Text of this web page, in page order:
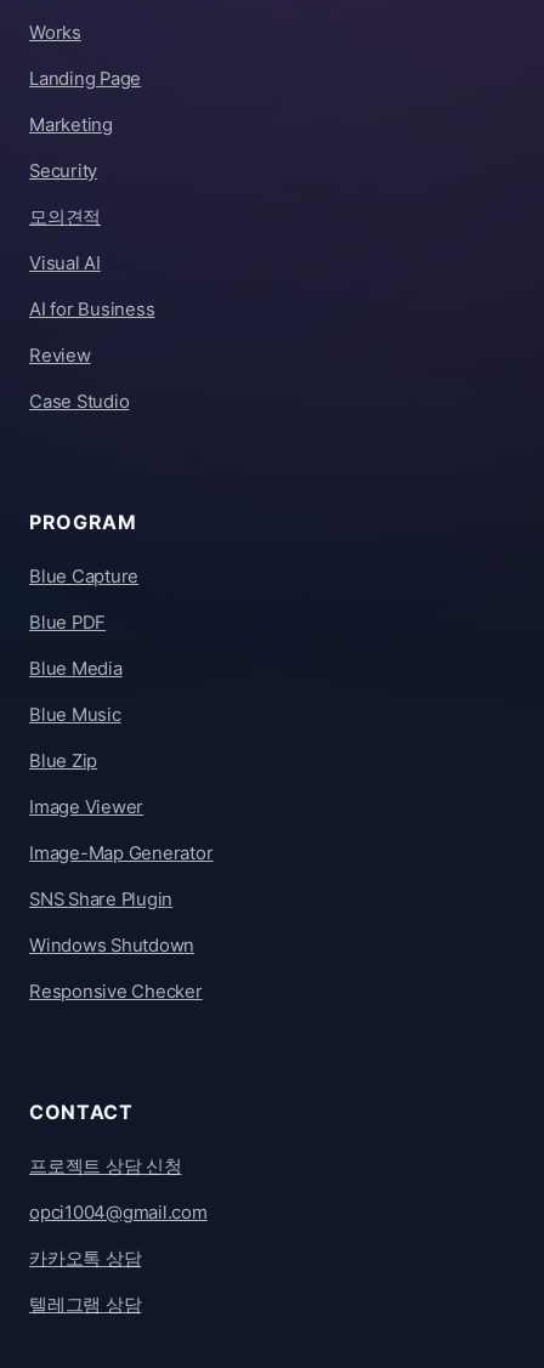
Works
Landing Page
Marketing
Security
모의견적
Visual AI
AI for Business
Review
Case Studio
PROGRAM
Blue Capture
Blue PDF
Blue Media
Blue Music
Blue Zip
Image Viewer
Image-Map Generator
SNS Share Plugin
Windows Shutdown
Responsive Checker
CONTACT
프로젝트 상담 신청
opci1004@gmail.com
카카오톡 상담
텔레그램 상담